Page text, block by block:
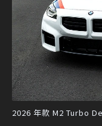
2026 年款 M2 Turbo